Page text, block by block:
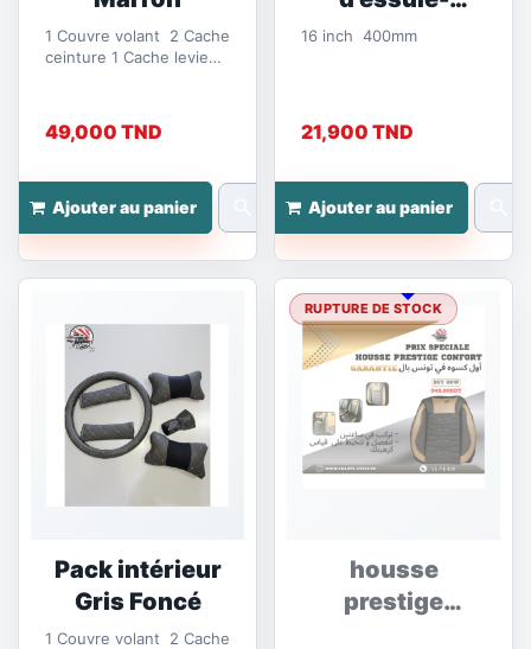
1 Couvre volant 2 Cache
ceinture 1 Cache levie
49,000 TND
Ajouter au panier
glace...
16 inch 400mm
21,900 TND
Ajouter au panier
Pack intérieur
Gris Foncé
1 Couvre volant 2 Cache
housse
prestige
RUPTURE DE STOCK